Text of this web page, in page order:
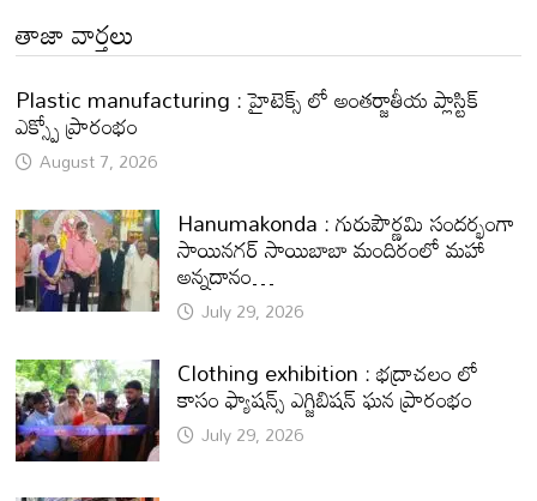
తాజా వార్తలు
Plastic manufacturing : హైటెక్స్ లో అంతర్జాతీయ ప్లాస్టిక్
ఎక్స్పో ప్రారంభం
August 7, 2026
Hanumakonda : గురుపౌర్ణమి సందర్భంగా
సాయినగర్‌ సాయిబాబా మందిరంలో మహా
అన్నదానం…
July 29, 2026
Clothing exhibition : భద్రాచలం లో
కాసం ఫ్యాషన్స్ ఎగ్జిబిషన్ ఘన ప్రారంభం
July 29, 2026